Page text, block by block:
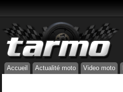
Accueil Actualité moto Video moto